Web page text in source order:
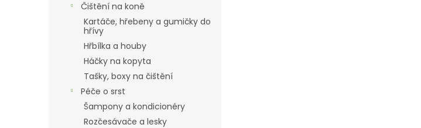
Čištění na koně
Kartáče, hřebeny a gumičky do
hřívy
Hřbílka a houby
Háčky na kopyta
Tašky, boxy na čištění
Péče o srst
Šampony a kondicionéry
Rozčesávače a lesky